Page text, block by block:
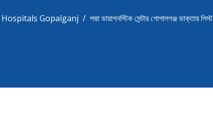
Hospitals Gopalganj পদ্মা ডায়াগনস্টিক সেন্টার গোপালগঞ্জ ডাক্তার লিস্ট